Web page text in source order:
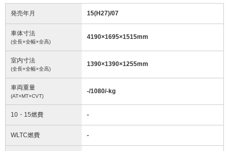
発売年月 15(H27)/07
車体寸法
(全長×全幅×全高)
4190×1695×1515mm
室内寸法
(全長×全幅×全高)
1390×1390×1255mm
車両重量
(AT×MT×CVT)
-/1080/-kg
10・15燃費 -
WLTC燃費 -